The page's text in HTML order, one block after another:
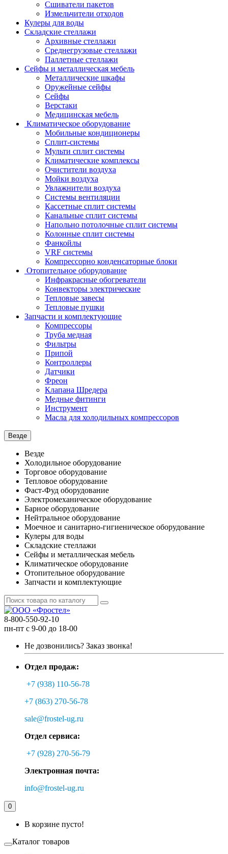
Сшиватели пакетов
Измельчители отходов
Кулеры для воды
Складские стеллажи
Архивные стеллажи
Среднегрузовые стеллажи
Паллетные стеллажи
Сейфы и металлическая мебель
Металлические шкафы
Оружейные сейфы
Сейфы
Верстаки
Медицинская мебель
Климатическое оборудование
Мобильные кондиционеры
Сплит-системы
Мульти сплит системы
Климатические комплексы
Очистители воздуха
Мойки воздуха
Увлажнители воздуха
Системы вентиляции
Кассетные сплит системы
Канальные сплит системы
Напольно потолочные сплит системы
Колонные сплит системы
Фанкойлы
VRF системы
Компрессорно конденсаторные блоки
Отопительное оборудование
Инфракрасные обогреватели
Конвекторы электрические
Тепловые завесы
Тепловые пушки
Запчасти и комплектующие
Компрессоры
Труба медная
Фильтры
Припой
Контроллеры
Датчики
Фреон
Клапана Шредера
Медные фитинги
Инструмент
Масла для холодильных компрессоров
Везде
Везде
Холодильное оборудование
Торговое оборудование
Тепловое оборудование
Фаст-Фуд оборудование
Электромеханическое оборудование
Барное оборудование
Нейтральное оборудование
Моечное и санитарно-гигиеническое оборудование
Кулеры для воды
Складские стеллажи
Сейфы и металлическая мебель
Климатическое оборудование
Отопительное оборудование
Запчасти и комплектующие
8-800-550-92-10
пн-пт с 9-00 до 18-00
Не дозвонились? Заказ звонка!
Отдел продаж:
+7 (938) 110-56-78
+7 (863) 270-56-78
sale@frostel-ug.ru
Отдел сервиса:
+7 (928) 270-56-79
Электронная почта:
info@frostel-ug.ru
0
В корзине пусто!
Каталог товаров